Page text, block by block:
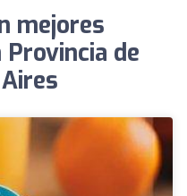
mejores
de